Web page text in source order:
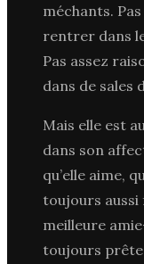
méchants.
rentrer dans
Pas assez
dans de sales
Mais elle est
dans son
qu’elle aime,
toujours aussi
meilleure
toujours prête